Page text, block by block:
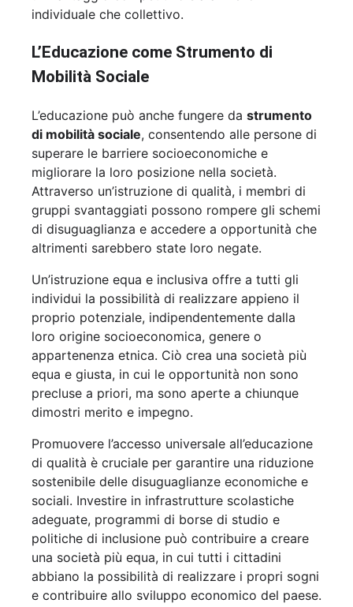
individuale che collettivo.
L’Educazione come Strumento di
Mobilità Sociale
L’educazione può anche fungere da strumento
di mobilità sociale, consentendo alle persone di
superare le barriere socioeconomiche e
migliorare la loro posizione nella società.
Attraverso un’istruzione di qualità, i membri di
gruppi svantaggiati possono rompere gli schemi
di disuguaglianza e accedere a opportunità che
altrimenti sarebbero state loro negate.
Un’istruzione equa e inclusiva offre a tutti gli
individui la possibilità di realizzare appieno il
proprio potenziale, indipendentemente dalla
loro origine socioeconomica, genere o
appartenenza etnica. Ciò crea una società più
equa e giusta, in cui le opportunità non sono
precluse a priori, ma sono aperte a chiunque
dimostri merito e impegno.
Promuovere l’accesso universale all’educazione
di qualità è cruciale per garantire una riduzione
sostenibile delle disuguaglianze economiche e
sociali. Investire in infrastrutture scolastiche
adeguate, programmi di borse di studio e
politiche di inclusione può contribuire a creare
una società più equa, in cui tutti i cittadini
abbiano la possibilità di realizzare i propri sogni
e contribuire allo sviluppo economico del paese.